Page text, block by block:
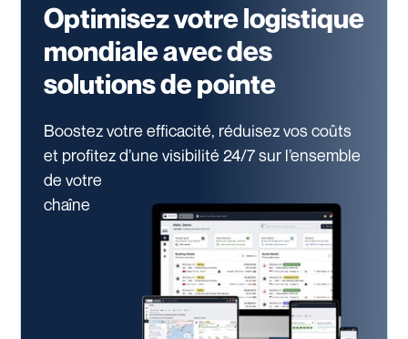
Optimisez votre logistique
mondiale avec des
solutions de pointe
Boostez votre efficacité, réduisez vos coûts
et profitez d’une visibilité 24/7sur l’ensemble
de votre
chaîne